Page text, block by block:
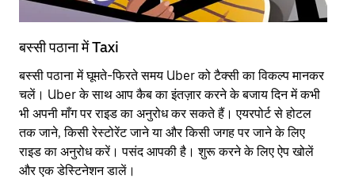
बस्सी पठाना में Taxi
बस्सी पठाना में घूमते-फिरते समय Uber को टैक्सी का विकल्प मानकर
चलें। Uber के साथ आप कैब का इंतज़ार करने के बजाय दिन में कभी
भी अपनी माँग पर राइड का अनुरोध कर सकते हैं। एयरपोर्ट से होटल
तक जाने, किसी रेस्टोरेंट जाने या और किसी जगह पर जाने के लिए
राइड का अनुरोध करें। पसंद आपकी है। शुरू करने के लिए ऐप खोलें
और एक डेस्टिनेशन डालें।